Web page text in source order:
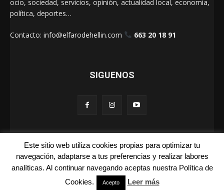
ocio, sociedad, servicios, opinión, actualidad local, economía,
política, deportes…
Contacto: info@elfarodehellin.com 663 20 18 91
SIGUENOS
El Faro de Hellín 2025
Galerías Cartas La Foto de la Semana
Quienes Somos
Publicidad
Este sitio web utiliza cookies propias para optimizar tu
navegación, adaptarse a tus preferencias y realizar labores
analíticas. Al continuar navegando aceptas nuestra Política de
Cookies.
Acepto Leer más